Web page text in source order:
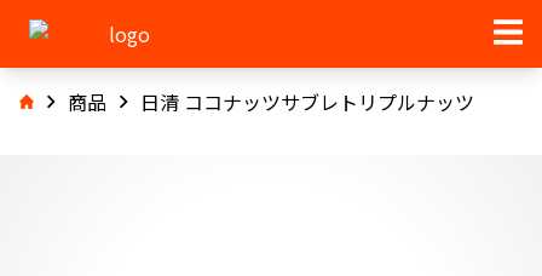
商品 日清 ココナッツサブレトリプルナッツ